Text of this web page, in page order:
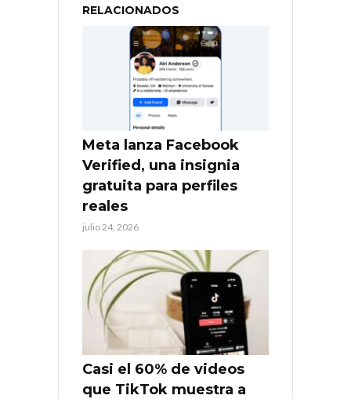
RELACIONADOS
Meta lanza Facebook
Verified, una insignia
gratuita para perfiles
reales
julio 24, 2026
Casi el 60% de videos
que TikTok muestra a